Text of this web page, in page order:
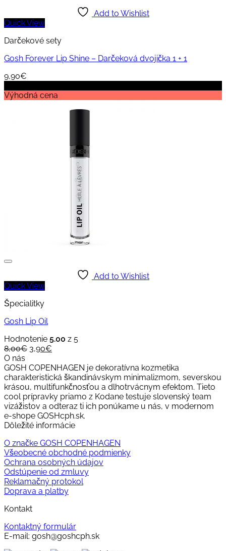
Add to Wishlist
Quick View
Darčekové sety
Gosh Forever Lip Shine – Darčeková dvojička 1 + 1
9,90€
Výhodná cena
Add to Wishlist
Quick View
Špecialitky
Gosh Lip Oil
Hodnotenie 5.00 z 5
8,00€ Original
was:
8,00€.
3,90€
is:
3,90€.
O nás
GOSH COPENHAGEN je dekoratívna kozmetika
charakteristická škandinávskym minimalizmom, severskou
krásou, multifunkčnosťou a dlhotrvácnym efektom. Tieto
cool prípravky priamo z Kodane testuje slovenský team
vizážistov a odteraz ti ich ponúkame u nás, v modernom
e-shope GOSHcph.sk.
Dôležité informácie
O značke GOSH COPENHAGEN
Všeobecné obchodné podmienky
Ochrana osobných údajov
Odstúpenie od zmluvy
Reklamačný protokol
Doprava a platby
Kontakt
Kontaktný formulár
E-mail: gosh@goshcph.sk